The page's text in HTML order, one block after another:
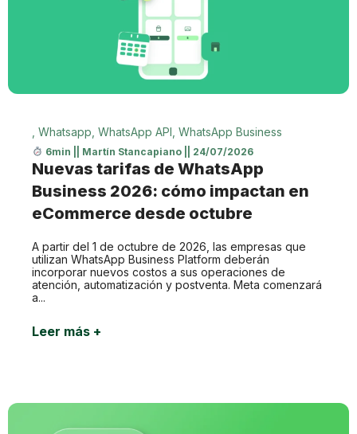
Whatsapp WhatsApp API WhatsApp Business
6min Martín Stancapiano 24/07/2026
Nuevas tarifas de WhatsApp
Business 2026: cómo impactan en
eCommerce desde octubre
A partir del 1 de octubre de 2026, las empresas que
utilizan WhatsApp Business Platform deberán
incorporar nuevos costos a sus operaciones de
atención, automatización y postventa. Meta comenzará
a...
Leer más +